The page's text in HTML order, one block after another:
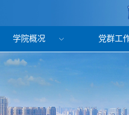
学院概况 党群工